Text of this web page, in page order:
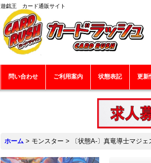
遊戯王 カード通販サイト
問い合わせ ご利用案内 状態表記 更新
ホーム > モンスター > 〔状態A-〕真竜導士マジ